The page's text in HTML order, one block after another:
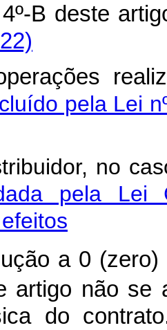
4º-B deste
pela Lei
no
pela Lei
a 0
artigo não se
do